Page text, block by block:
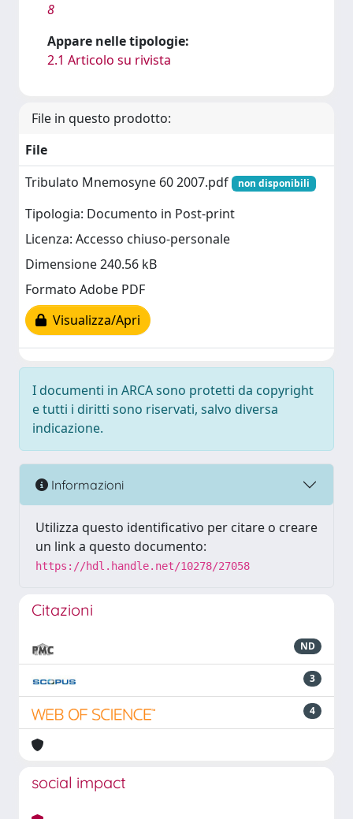
8
Appare nelle tipologie:
2.1 Articolo su rivista
File in questo prodotto:
File
Tribulato Mnemosyne 60 2007.pdf
non disponibili
Tipologia: Documento in Post-print
Licenza: Accesso chiuso-personale
Dimensione 240.56 kB
Formato Adobe PDF
Visualizza/Apri
I documenti in ARCA sono protetti da copyright
e tutti i diritti sono riservati, salvo diversa
indicazione.
Informazioni
Utilizza questo identificativo per citare o creare
un link a questo documento:
https://hdl.handle.net/10278/27058
Citazioni
ND
3
4
social impact